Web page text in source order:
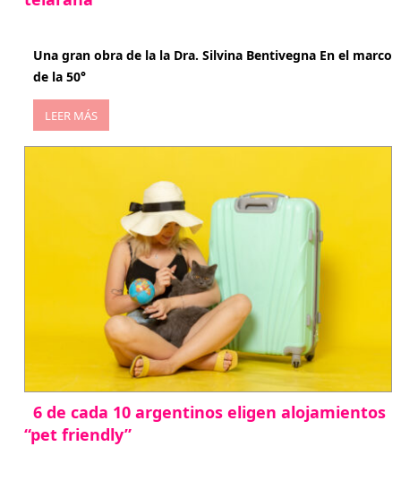
Una gran obra de la la Dra. Silvina Bentivegna En el marco
de la 50°
LEER MÁS
6 de cada 10 argentinos eligen alojamientos
“pet friendly”